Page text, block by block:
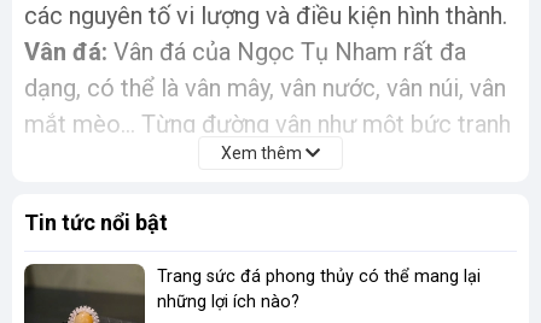
các nguyên tố vi lượng và điều kiện hình thành.
Vân đá: Vân đá của Ngọc Tụ Nham rất đa
dạng, có thể là vân mây, vân nước, vân núi, vân
mắt mèo... Từng đường vân như một bức tranh
thu nhỏ, thể hiện sự kỳ diệu của tự nhiên.
giúp bảo vệ các sản phẩm làm từ ngọc khỏi bị
trầy xước.
Độ trong suốt: Ngọc Tụ Nham có độ trong
Xem thêm
Tin tức nổi bật
Trang sức đá phong thủy có thể mang lại
những lợi ích nào?